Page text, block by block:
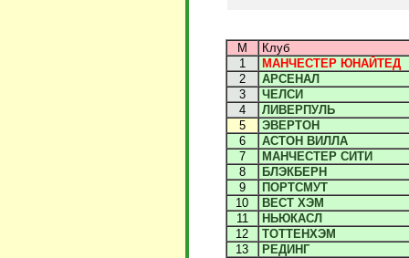
М
Клуб
1
МАНЧЕСТЕР ЮНАЙТЕД
2
АРСЕНАЛ
3
ЧЕЛСИ
4
ЛИВЕРПУЛЬ
5
ЭВЕРТОН
6
АСТОН ВИЛЛА
7
МАНЧЕСТЕР СИТИ
8
БЛЭКБЕРН
9
ПОРТСМУТ
10
ВЕСТ ХЭМ
11
НЬЮКАСЛ
12
ТОТТЕНХЭМ
13
РЕДИНГ